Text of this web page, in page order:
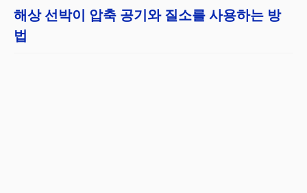
해상 선박이 압축 공기와 질소를 사용하는 방
법